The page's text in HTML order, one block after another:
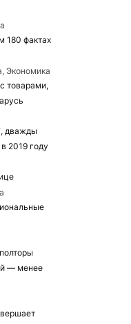
180 фактах
Экономика
товарами,
дважды
2019 году
— менее